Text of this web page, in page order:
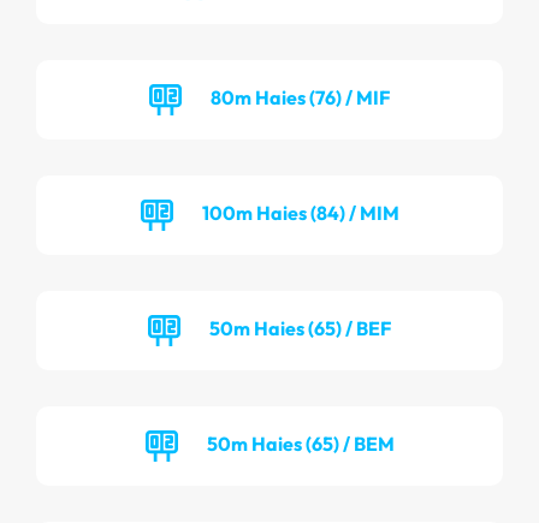
80m Haies (76) / MIF
100m Haies (84) / MIM
50m Haies (65) / BEF
50m Haies (65) / BEM